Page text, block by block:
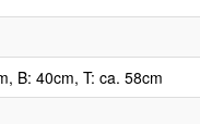
B: 40cm, T: ca. 58cm